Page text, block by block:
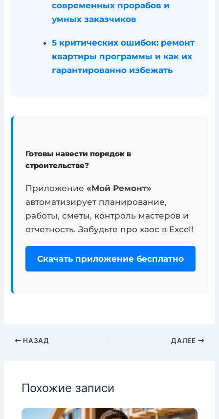
современных прорабов и
умных заказчиков
5 критических ошибок: ремонт
квартиры программы и как их
гарантированно избежать
Готовы навести порядок в
строительстве?
Приложение«Мой Ремонт»
автоматизирует планирование,
работы, сметы, контроль мастеров и
отчетность. Забудьте про хаос в Excel!
Скачать приложение бесплатно
НАЗАД ДАЛЕЕ
Похожие записи